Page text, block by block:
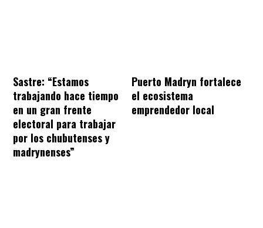
Sastre: “Estamos
trabajando hace tiempo
en un gran frente
electoral para trabajar
por los chubutenses y
madrynenses”
Puerto Madryn fortalece
el ecosistema
emprendedor local